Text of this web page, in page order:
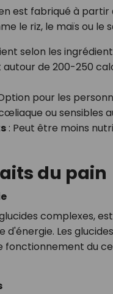
est fabriqué à partir
le riz, le maïs ou le
selon les
de 200-250
pour les
ou sensibles
: Peut être moins
du pain
complexes,
d'énergie. Les
fonctionnement du